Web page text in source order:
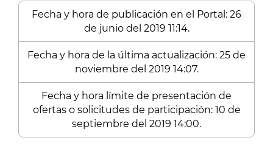
Fecha y hora de publicación en el Portal: 26
de junio del 2019 11:14.
Fecha y hora de la última actualización: 25 de
noviembre del 2019 14:07.
Fecha y hora límite de presentación de
ofertas o solicitudes de participación: 10 de
septiembre del 2019 14:00.